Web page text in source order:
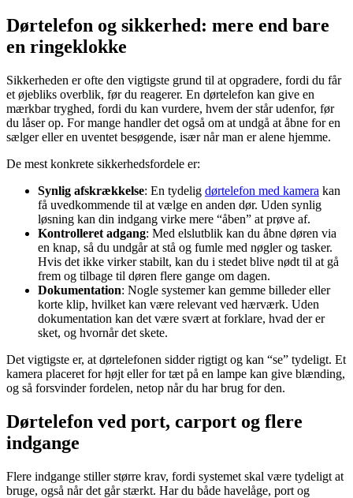
Dørtelefon og sikkerhed: mere end bare
en ringeklokke
Sikkerheden er ofte den vigtigste grund til at opgradere, fordi du får
et øjebliks overblik, før du reagerer. En dørtelefon kan give en
mærkbar tryghed, fordi du kan vurdere, hvem der står udenfor, før
du låser op. For mange handler det også om at undgå at åbne for en
sælger eller en uventet besøgende, især når man er alene hjemme.
De mest konkrete sikkerhedsfordele er:
Synlig afskrækkelse: En tydelig dørtelefon med kamera kan
få uvedkommende til at vælge en anden dør. Uden synlig
løsning kan din indgang virke mere “åben” at prøve af.
Kontrolleret adgang: Med elslutblik kan du åbne døren via
en knap, så du undgår at stå og fumle med nøgler og tasker.
Hvis det ikke virker stabilt, kan du i stedet blive nødt til at gå
frem og tilbage til døren flere gange om dagen.
Dokumentation: Nogle systemer kan gemme billeder eller
korte klip, hvilket kan være relevant ved hærværk. Uden
dokumentation kan det være svært at forklare, hvad der er
sket, og hvornår det skete.
Det vigtigste er, at dørtelefonen sidder rigtigt og kan “se” tydeligt. Et
kamera placeret for højt eller for tæt på en lampe kan give blænding,
og så forsvinder fordelen, netop når du har brug for den.
Dørtelefon ved port, carport og flere
indgange
Flere indgange stiller større krav, fordi systemet skal være tydeligt at
bruge, også når det går stærkt. Har du både havelåge, port og